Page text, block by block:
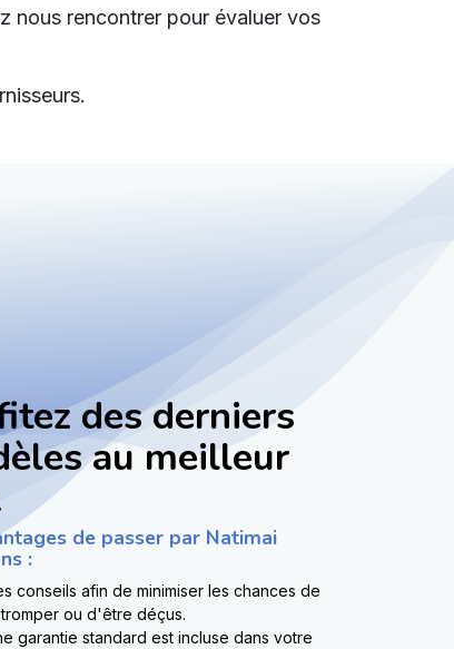
nous rencontrer pour évaluer vos
des derniers
au meilleur
de passer par Natimai
:
conseils afin de minimiser les chances de
ou d'être déçus.
garantie standard est incluse dans votre